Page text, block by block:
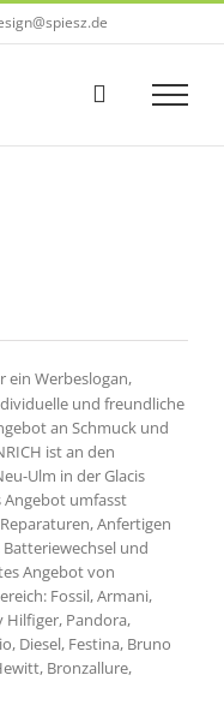
ein Werbeslogan,
und freundliche
an Schmuck und
ist an den
Ulm in der Glacis
Angebot umfasst
Anfertigen
und
Angebot von
Fossil, Armani,
Hilfiger, Pandora,
Diesel, Festina, Bruno
Bronzallure,